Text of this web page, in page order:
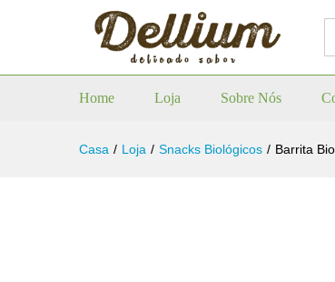
Home Loja Sobre Nós
Casa / Loja / Snacks Biológicos / Barrita